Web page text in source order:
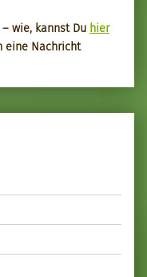
wie, kannst Du hier
eine Nachricht